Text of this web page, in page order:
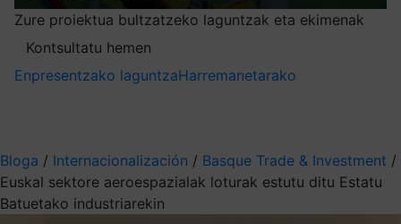
Zure proiektua bultzatzeko laguntzak eta ekimenak
Kontsultatu hemen
Enpresentzako laguntzaHarremanetarako
Bloga / Internacionalización / Basque Trade & Investment /
Euskal sektore aeroespazialak loturak estutu ditu Estatu
Batuetako industriarekin